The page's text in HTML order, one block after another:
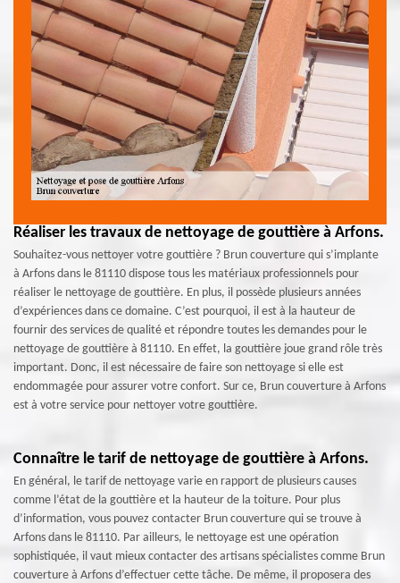
Réaliser les travaux de nettoyage de gouttière à Arfons.
Souhaitez-vous nettoyer votre gouttière ? Brun couverture qui s’implante
à Arfons dans le 81110 dispose tous les matériaux professionnels pour
réaliser le nettoyage de gouttière. En plus, il possède plusieurs années
d’expériences dans ce domaine. C’est pourquoi, il est à la hauteur de
fournir des services de qualité et répondre toutes les demandes pour le
nettoyage de gouttière à 81110. En effet, la gouttière joue grand rôle très
important. Donc, il est nécessaire de faire son nettoyage si elle est
endommagée pour assurer votre confort. Sur ce, Brun couverture à Arfons
est à votre service pour nettoyer votre gouttière.
Connaître le tarif de nettoyage de gouttière à Arfons.
En général, le tarif de nettoyage varie en rapport de plusieurs causes
comme l’état de la gouttière et la hauteur de la toiture. Pour plus
d’information, vous pouvez contacter Brun couverture qui se trouve à
Arfons dans le 81110. Par ailleurs, le nettoyage est une opération
sophistiquée, il vaut mieux contacter des artisans spécialistes comme Brun
couverture à Arfons d’effectuer cette tâche. De même, il proposera des